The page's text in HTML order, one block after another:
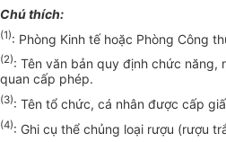
Chúthích:
(1): Phòng Kinh tế hoặc Phòng Công
(2): Tên văn bản quy định chức năng,
quan cấp phép.
(3): Tên tổ chức, cá nhân được cấp
(4): Ghi cụ thể chủng loại rượu (rượu